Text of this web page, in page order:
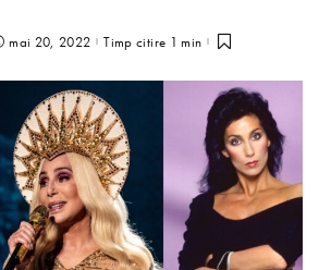
mai 20, 2022 Timp citire 1 min